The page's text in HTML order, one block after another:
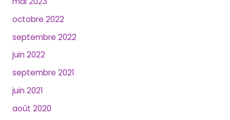
octobre 2022
septembre 2022
juin 2022
septembre 2021
juin 2021
août 2020